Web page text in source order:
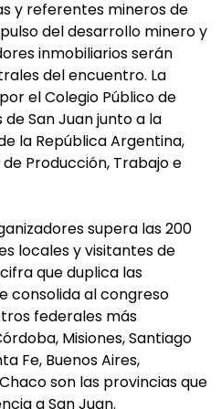
y referentes mineros de
del desarrollo minero y
inmobiliarios serán
del encuentro. La
el Colegio Público de
San Juan junto a la
la República Argentina,
Producción, Trabajo e
supera las 200
locales y visitantes de
que duplica las
consolida al congreso
federales más
Misiones, Santiago
Fe, Buenos Aires,
son las provincias que
a San Juan.